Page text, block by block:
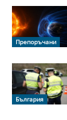
Препоръчани
България